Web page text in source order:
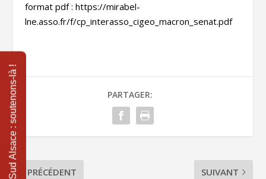
format pdf : https://mirabel-
lne.asso.fr/f/cp_interasso_cigeo_macron_senat.pdf
PARTAGER:
PRÉCÉDENT SUIVANT